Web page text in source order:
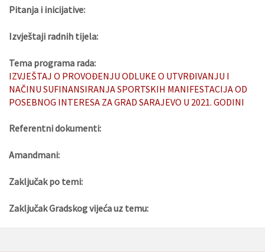
Pitanja i inicijative:
Izvještaji radnih tijela:
Tema programa rada:
IZVJEŠTAJ O PROVOĐENJU ODLUKE O UTVRĐIVANJU I
NAČINU SUFINANSIRANJA SPORTSKIH MANIFESTACIJA OD
POSEBNOG INTERESA ZA GRAD SARAJEVO U 2021. GODINI
Referentni dokumenti:
Amandmani:
Zaključak po temi:
Zaključak Gradskog vijeća uz temu: